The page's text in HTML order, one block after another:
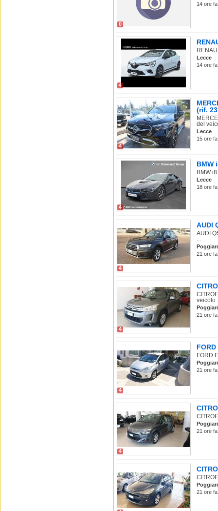
0
14 ore
4
Lecce
14 ore
4
(rif. 23
del
Lecce
15 ore
4
BMW
BMW
Lecce
18 ore
4
AUDI
AUDI
...
21 ore
4
veicolo
21 ore
4
FORD
21 ore
4
21 ore
21 ore